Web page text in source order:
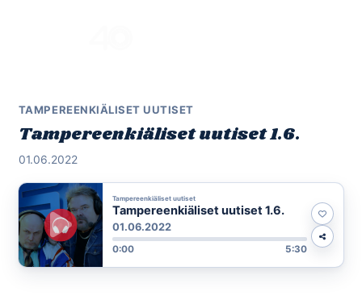
TAMPEREENKIÄLISET UUTISET
Tampereenkiäliset uutiset 1.6.
01.06.2022
Tampereenkiäliset uutiset
Tampereenkiäliset uutiset 1.6.
01.06.2022
0:00 5:30